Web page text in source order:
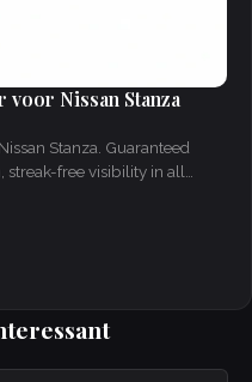
Nissan Stanza
Stanza. Guaranteed
streak-free visibility in all